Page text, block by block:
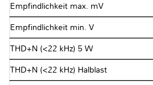
Empfindlichkeit max. mV
Empfindlichkeit min. V
THD+N (<22 kHz) 5 W
THD+N (<22 kHz) Halblast